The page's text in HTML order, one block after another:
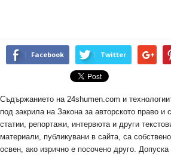
Facebook Twitter
Съдържанието на 24shumen.com и
под закрила на Закона за авторското право
статии, репортажи, интервюта и други
материали, публикувани в сайта, са
освен, ако изрично е посочено друго.